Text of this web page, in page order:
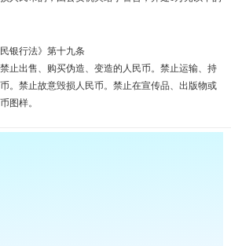
银行法》第十九条
止出售、购买伪造、变造的人民币。禁止运输、持
。禁止故意毁损人民币。禁止在宣传品、出版物或
图样。